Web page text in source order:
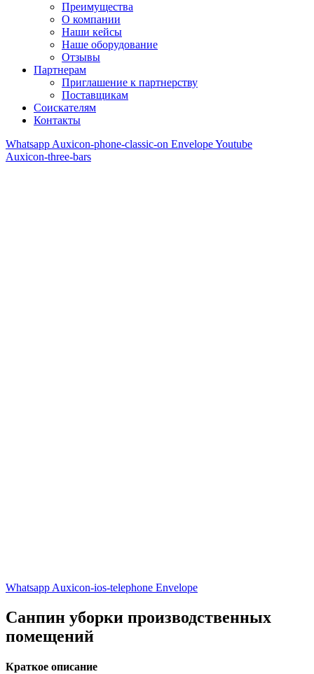
Преимущества
О компании
Наши кейсы
Наше оборудование
Отзывы
Партнерам
Приглашение к партнерству
Поставщикам
Соискателям
Контакты
Whatsapp Auxicon-phone-classic-on EnvelopeYoutube
Auxicon-three-bars
Whatsapp Auxicon-ios-telephone Envelope
Санпин уборки производственных
помещений
Краткое описание